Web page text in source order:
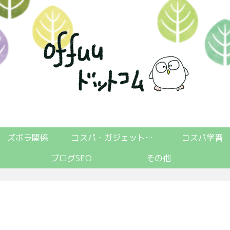
ズボラ関係 コスパ・ガジェット関係
コスパ学習
ブログSEO
その他